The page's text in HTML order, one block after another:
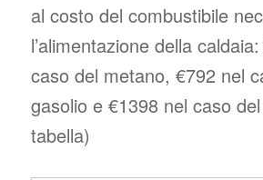
al costo del combustibile
l’alimentazione della
caso del metano, €792 nel
gasolio e €1398 nel caso
tabella)